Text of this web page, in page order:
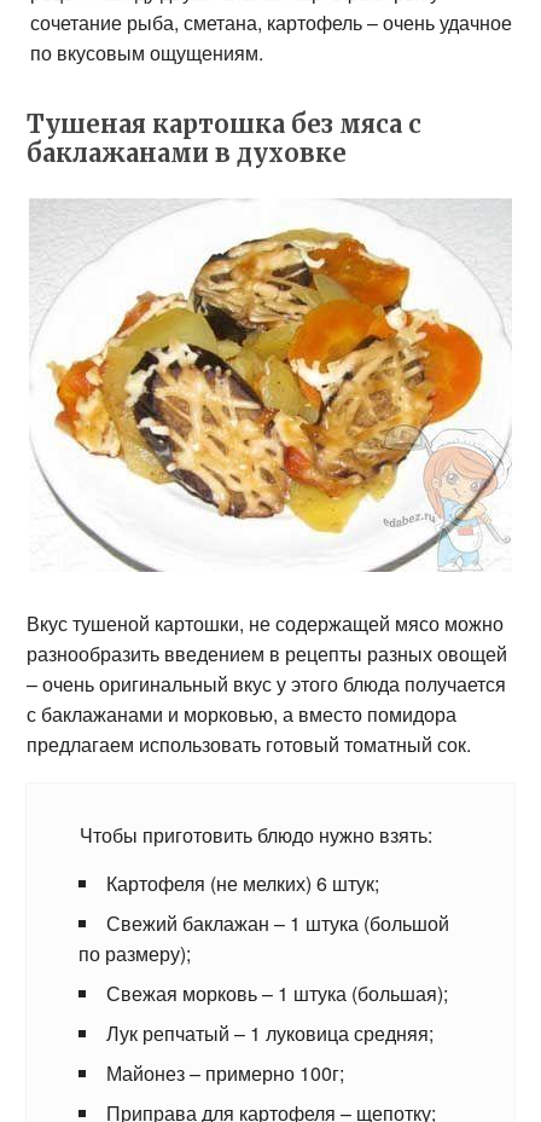
сочетание рыба, сметана, картофель – очень удачное
по вкусовым ощущениям.
Тушеная картошка без мяса с
баклажанами в духовке
Вкус тушеной картошки, не содержащей мясо можно
разнообразить введением в рецепты разных овощей
– очень оригинальный вкус у этого блюда получается
с баклажанами и морковью, а вместо помидора
предлагаем использовать готовый томатный сок.
Чтобы приготовить блюдо нужно взять:
Картофеля (не мелких) 6 штук;
Свежий баклажан – 1 штука (большой
по размеру);
Свежая морковь – 1 штука (большая);
Лук репчатый – 1 луковица средняя;
Майонез – примерно 100г;
Приправа для картофеля – щепотку;